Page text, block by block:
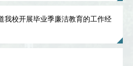
我校开展毕业季廉洁教育的工作经